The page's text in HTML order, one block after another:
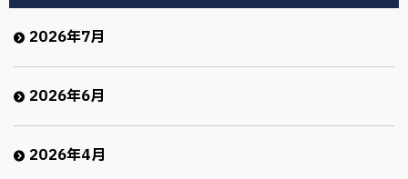
2026年7月
2026年6月
2026年4月